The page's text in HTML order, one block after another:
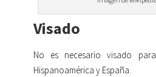
Visado
No es necesario visado
Hispanoamérica y España.